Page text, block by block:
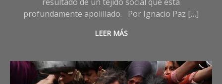
profundamente apolillado. Por Ignacio Paz […]
LEER MÁS